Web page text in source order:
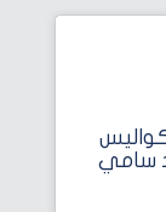
سامي